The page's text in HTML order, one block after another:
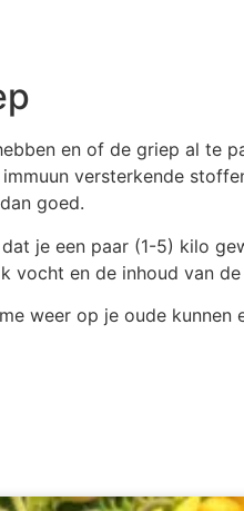
en of de griep al te
versterkende
goed.
je een paar (1-5) kilo
vocht en de inhoud van
weer op je oude kunnen